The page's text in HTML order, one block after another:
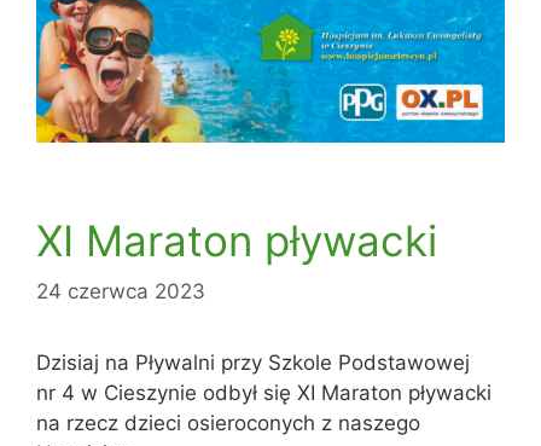
XI Maraton pływacki
24 czerwca 2023
Dzisiaj na Pływalni przy Szkole Podstawowej
nr 4 w Cieszynie odbył się XI Maraton pływacki
na rzecz dzieci osieroconych z naszego